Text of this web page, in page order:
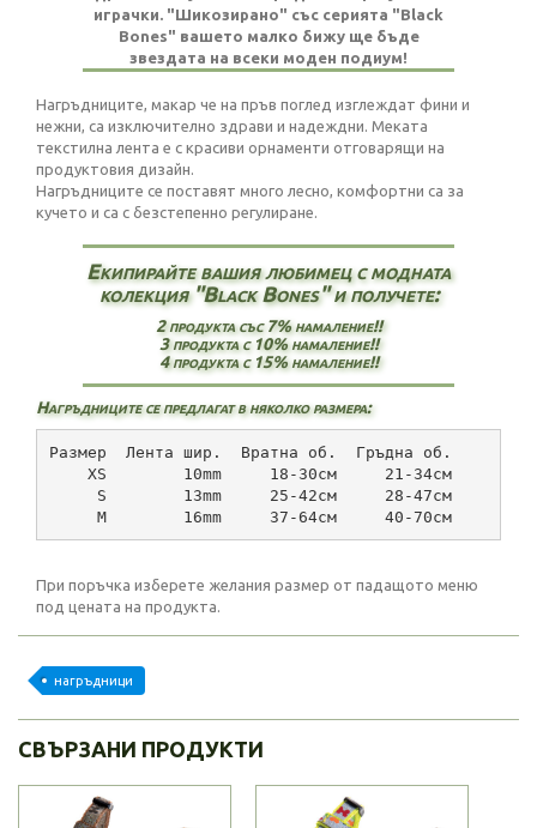
играчки. "Шикозирано" със серията "Black
Bones" вашето малко бижу ще бъде
звездата на всеки моден подиум!
Нагръдниците, макар че на пръв поглед изглеждат фини и
нежни, са изключително здрави и надеждни. Меката
текстилна лента е с красиви орнаменти отговарящи на
продуктовия дизайн.
Нагръдниците се поставят много лесно, комфортни са за
кучето и са с безстепенно регулиране.
Екипирайте вашия любимец с модната
колекция "Black Bones" и получете:
2 продукта със 7% намаление!!
3 продукта с 10% намаление!!
4 продукта с 15% намаление!!
Нагръдниците се предлагат в няколко размера:
Размер  Лента шир.  Вратна об.  Гръдна об.
    XS        10mm     18-30см     21-34см
     S        13mm     25-42см     28-47см
     М        16mm     37-64см     40-70см
При поръчка изберете желания размер от падащото меню
под цената на продукта.
нагръдници
СВЪРЗАНИ ПРОДУКТИ